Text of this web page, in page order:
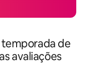
temporada de
avaliações